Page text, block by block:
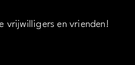
vrijwilligers en vrienden!